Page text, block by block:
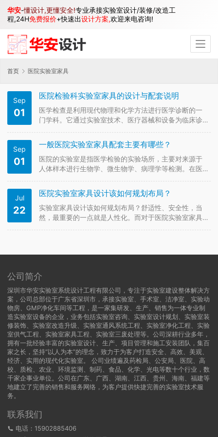
首页 医院实验室家具
Sep
01
医院检验科实验室家具的设计与配套说明
医学检查是利用现代物理和化学方法进行医学诊断的一
门学科。它通过实验室技术、医疗器械和设备为临床诊
化、免疫、微生物、预处理、分子生物学等检查组成。
下面深圳实验室装修公司带你了解下医院检验科实验室
家具的设计与配套说明。 检验科分为…
Sep
01
一般医院实验室家具配套主要有哪些？
医院的实验室是指医学检验的实验场所，主要对来源于
人体样本进行生物学、微生物学、病理学等检测。在医
眼科实验室、神经病学实验室、感染科P2实验室、临床
药理研究室、病理室、PCR实验室等等 。不同实验室有
不同的功能，因此其实验室医…
Jul
22
医院实验室家具设计该如何规划布局？
实验室家具设计该如何规划布局？舒适性、安全性，当
然，最重要的一点就是人性化。而对于医院实验室家具
院实验室家具的使用材质可以有很…
公司简介
深圳市华安实验室系统设计工程有限公司，专注于实验室建设整体解决方
案，公司总部位于广东省深圳市，承接实验室、手术室、洁净室、实验动
物房、GMP净化车间等工程，是一家集研发、生产、销售为一体专业制
造实验室设备的企业，业务包括实验室咨询、实验室设计规划、实验室装
修装饰、实验室改造升级、实验室通风系统工程、实验室净化工程、实验
室供气工程、实验室家具工程、实验室三废处理等。公司深耕行业多年，
拥有一批经验丰富的实验室设计、生产、项目管理和施工安装团队，集百
家之长，坚持“以人为本”的理念，致力于为客户打造安全、高效、美观、
经济、实用的现代化实验室。 公司业绩遍及药检局、公安局、医院、高
校、质检、农业、环境监测、制药、食品、化学、光电等数十个行业，数
千家企事业单位。公司在广东、广西、湖南、江西、贵州、海南、福建等
地建立了完善的销售和服务网络，为客户提供快捷完善的实验室技术服
务。
联系我们
电话：15902885406
华安-懂设计,更懂安全!专业承接实验室设计/装修/改造工
程,24H免费报价+快速出设计方案,欢迎来电咨询!